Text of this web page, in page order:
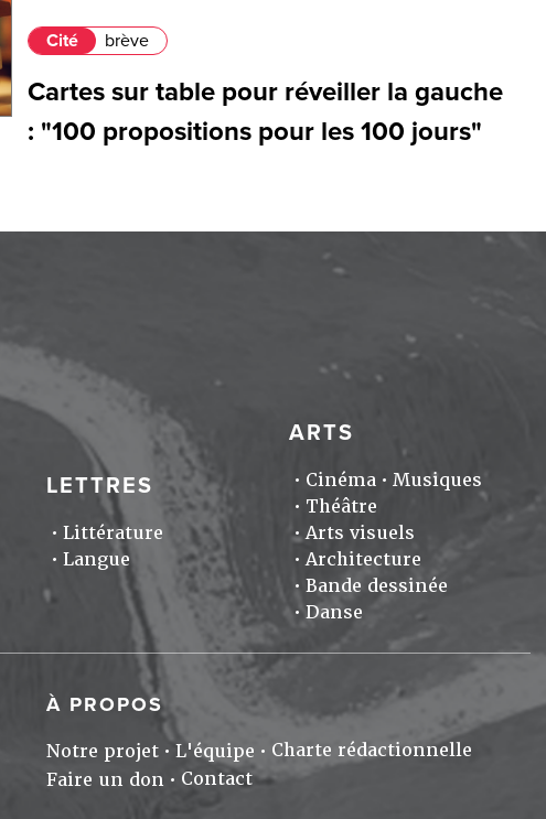
Cité brève
Cartes sur table pour réveiller la gauche
: "100 propositions pour les 100 jours"
LETTRES
Littérature
Langue
ARTS
Cinéma
Musiques
Théâtre
Arts visuels
Architecture
Bande dessinée
Danse
À PROPOS
Notre projet L'équipe
Charte rédactionnelle
Faire un don
Contact